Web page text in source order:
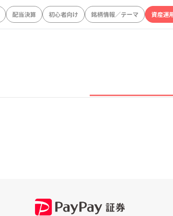
配当決算 初心者向け 銘柄情報／テーマ 資産運